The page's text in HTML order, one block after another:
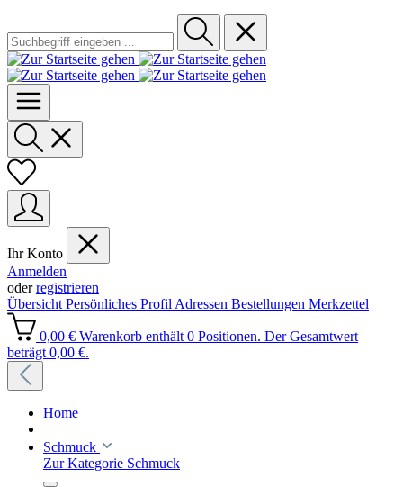
Ihr Konto
Anmelden
oderregistrieren
Übersicht Persönliches Profil Adressen Bestellungen Merkzettel
0,00 € Warenkorb enthält 0 Positionen. Der Gesamtwert
beträgt 0,00 €.
Home
Schmuck
Zur Kategorie Schmuck